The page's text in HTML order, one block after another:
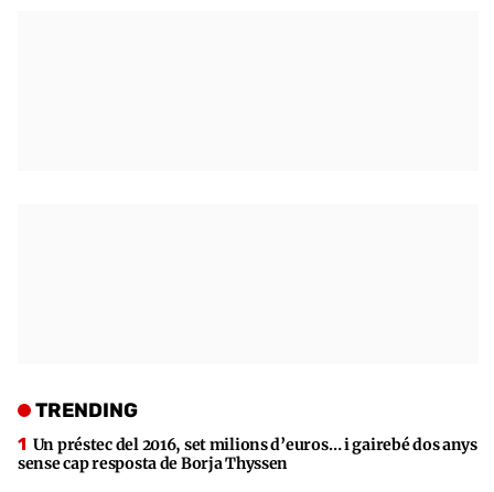
TRENDING
Un préstec del 2016, set milions d’euros… i gairebé dos anys
sense cap resposta de Borja Thyssen